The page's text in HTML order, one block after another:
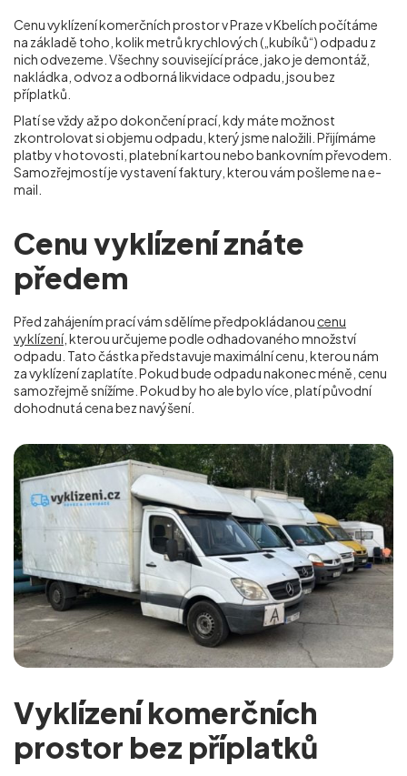
Cenu vyklízení komerčních prostor v Praze v Kbelích počítáme
na základě toho, kolik metrů krychlových („kubíků“) odpadu z
nich odvezeme. Všechny související práce, jako je demontáž,
nakládka, odvoz a odborná likvidace odpadu, jsou bez
příplatků.
Platí se vždy až po dokončení prací, kdy máte možnost
zkontrolovat si objemu odpadu, který jsme naložili. Přijímáme
platby v hotovosti, platební kartou nebo bankovním převodem.
Samozřejmostí je vystavení faktury, kterou vám pošleme na e-
mail.
Cenu vyklízení znáte
předem
Před zahájením prací vám sdělíme předpokládanou cenu
vyklízení, kterou určujeme podle odhadovaného množství
odpadu. Tato částka představuje maximální cenu, kterou nám
za vyklízení zaplatíte. Pokud bude odpadu nakonec méně, cenu
samozřejmě snížíme. Pokud by ho ale bylo více, platí původní
dohodnutá cena bez navýšení.
Vyklízení komerčních
prostor bez příplatků